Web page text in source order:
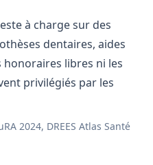
à charge sur des
dentaires, aides
honoraires libres ni les
privilégiés par les
2024, DREES Atlas Santé